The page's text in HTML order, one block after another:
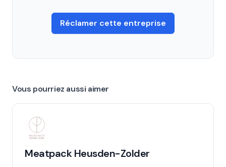
Réclamer cette entreprise
Vous pourriez aussi aimer
Meatpack Heusden-Zolder